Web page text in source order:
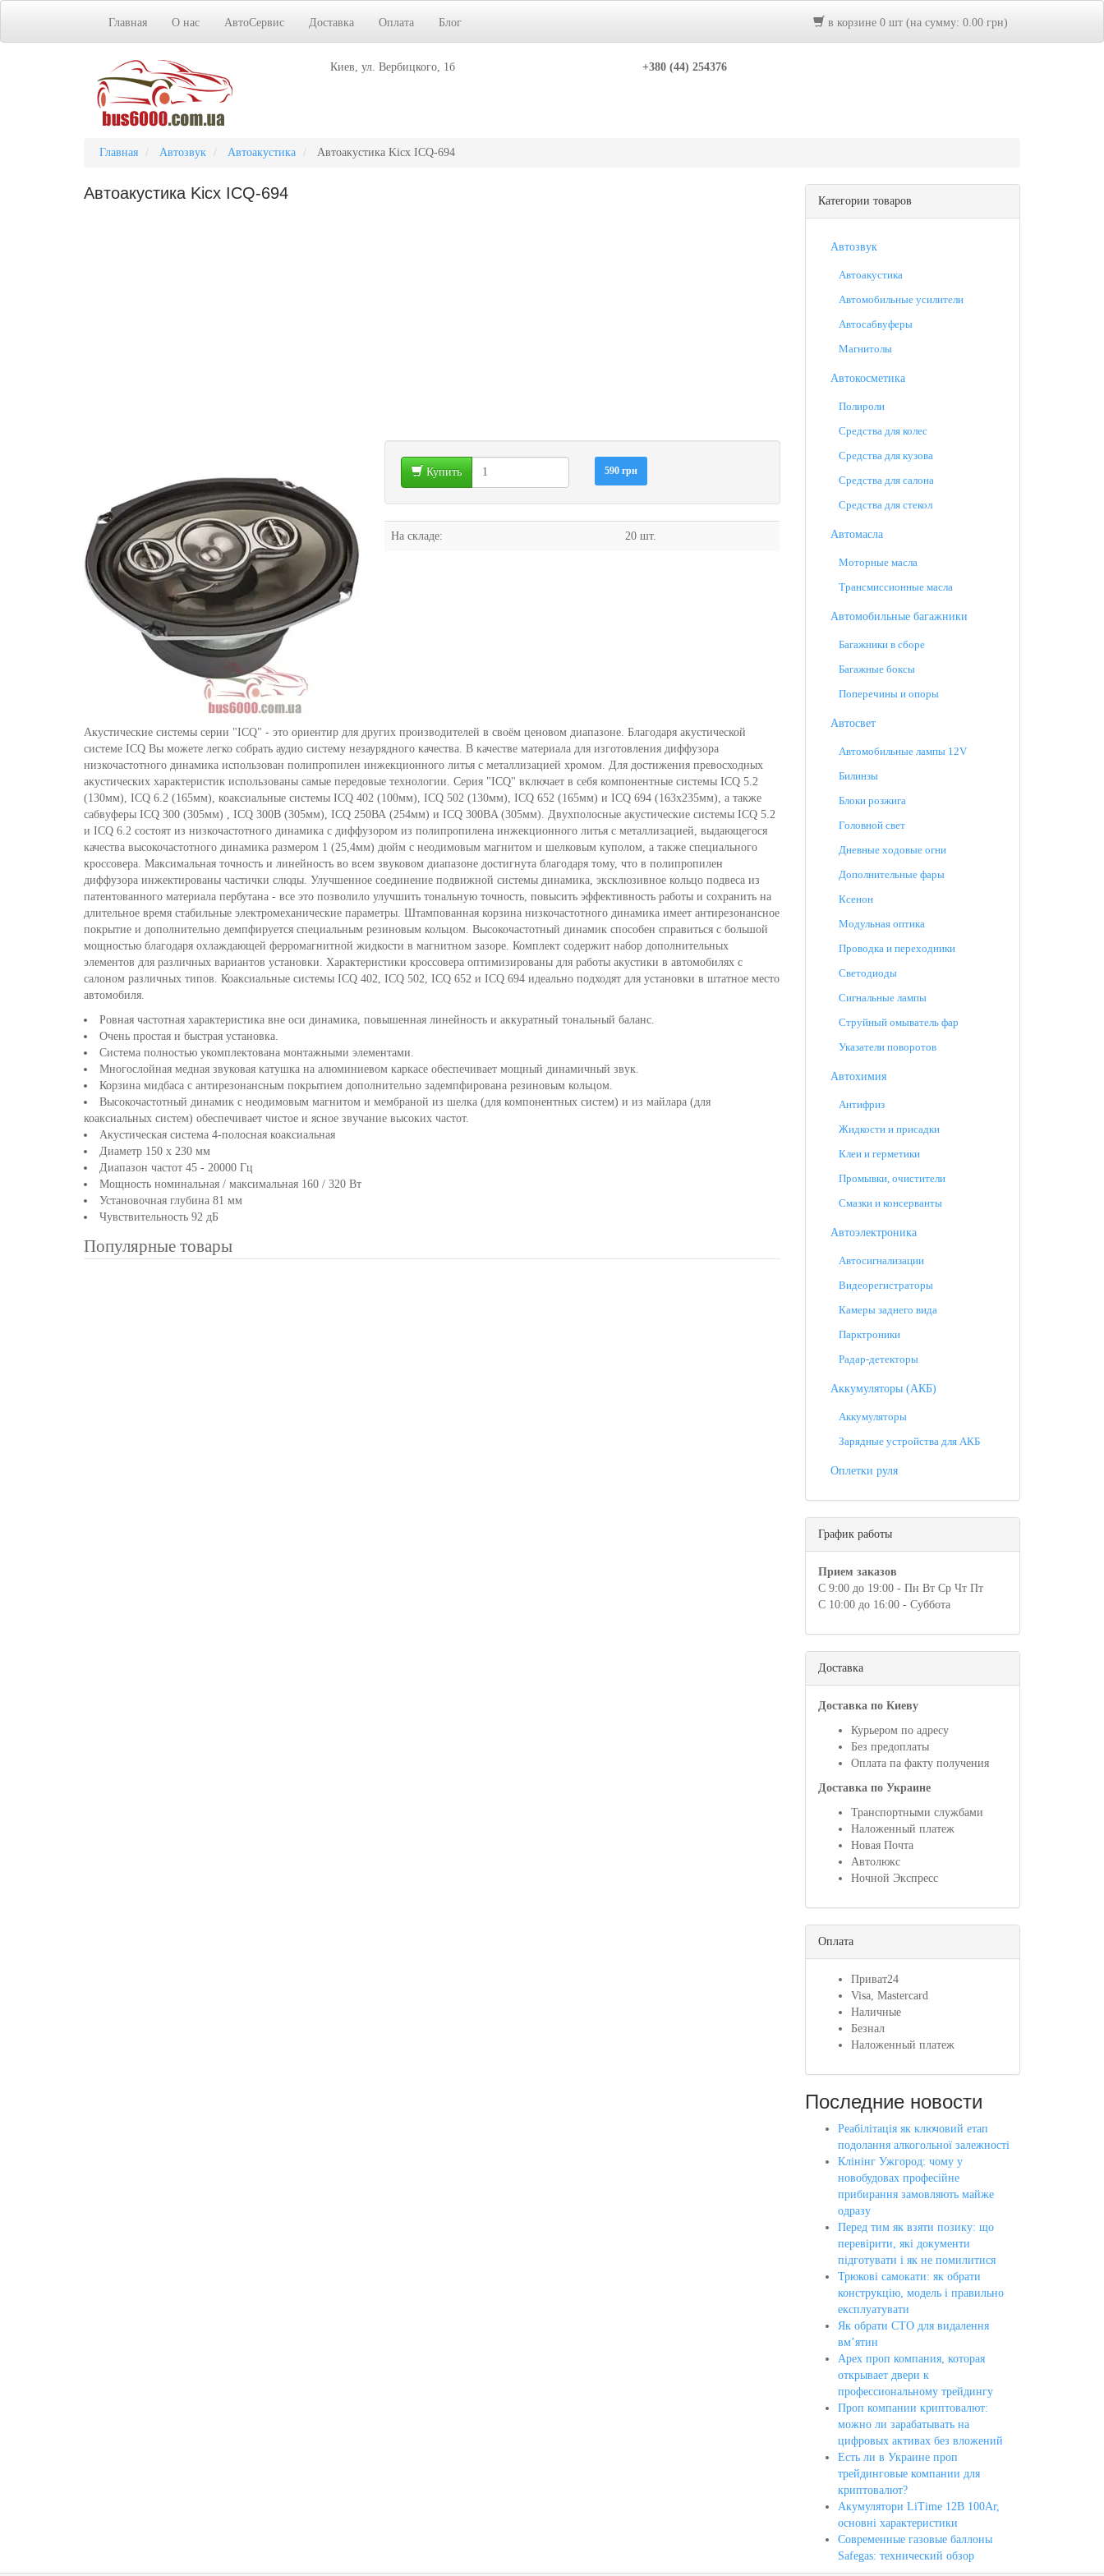
Главная О нас АвтоСервис Доставка Оплата Блог в корзине 0 шт (на сумму: 0.00 грн)
Киев, ул. Вербицкого, 1б +380 (44) 254376
Главная Автозвук Автоакустика Автоакустика Kicx ICQ-694
Автоакустика Kicx ICQ-694
Купить 590 грн
На складе: 20 шт.
Акустические системы серии "ICQ" - это ориентир для других производителей в своём ценовом диапазоне. Благодаря акустической
системе ICQ Вы можете легко собрать аудио систему незаурядного качества. В качестве материала для изготовления диффузора
низкочастотного динамика использован полипропилен инжекционного литья с металлизацией хромом. Для достижения превосходных
акустических характеристик использованы самые передовые технологии. Серия "ICQ" включает в себя компонентные системы ICQ 5.2
(130мм), ICQ 6.2 (165мм), коаксиальные системы ICQ 402 (100мм), ICQ 502 (130мм), ICQ 652 (165мм) и ICQ 694 (163x235мм), а также
сабвуферы ICQ 300 (305мм) , ICQ 300B (305мм), ICQ 250ВА (254мм) и ICQ 300BA (305мм). Двухполосные акустические системы ICQ 5.2
и ICQ 6.2 состоят из низкочастотного динамика с диффузором из полипропилена инжекционного литья с металлизацией, выдающегося
качества высокочастотного динамика размером 1 (25,4мм) дюйм с неодимовым магнитом и шелковым куполом, а также специального
кроссовера. Максимальная точность и линейность во всем звуковом диапазоне достигнута благодаря тому, что в полипропилен
диффузора инжектированы частички слюды. Улучшенное соединение подвижной системы динамика, эксклюзивное кольцо подвеса из
патентованного материала пербутана - все это позволило улучшить тональную точность, повысить эффективность работы и сохранить на
длительное время стабильные электромеханические параметры. Штампованная корзина низкочастотного динамика имеет антирезонансное
покрытие и дополнительно демпфируется специальным резиновым кольцом. Высокочастотный динамик способен справиться с большой
мощностью благодаря охлаждающей ферромагнитной жидкости в магнитном зазоре. Комплект содержит набор дополнительных
элементов для различных вариантов установки. Характеристики кроссовера оптимизированы для работы акустики в автомобилях с
салоном различных типов. Коаксиальные системы ICQ 402, ICQ 502, ICQ 652 и ICQ 694 идеально подходят для установки в штатное место
автомобиля.
Ровная частотная характеристика вне оси динамика, повышенная линейность и аккуратный тональный баланс.
Очень простая и быстрая установка.
Система полностью укомплектована монтажными элементами.
Многослойная медная звуковая катушка на алюминиевом каркасе обеспечивает мощный динамичный звук.
Корзина мидбаса с антирезонансным покрытием дополнительно задемпфирована резиновым кольцом.
Высокочастотный динамик с неодимовым магнитом и мембраной из шелка (для компонентных систем) и из майлара (для
коаксиальных систем) обеспечивает чистое и ясное звучание высоких частот.
Акустическая система 4-полосная коаксиальная
Диаметр 150 х 230 мм
Диапазон частот 45 - 20000 Гц
Мощность номинальная / максимальная 160 / 320 Вт
Установочная глубина 81 мм
Чувствительность 92 дБ
Популярные товары
Категории товаров
Автозвук
Автоакустика
Автомобильные усилители
Автосабвуферы
Магнитолы
Автокосметика
Полироли
Средства для колес
Средства для кузова
Средства для салона
Средства для стекол
Автомасла
Моторные масла
Трансмиссионные масла
Автомобильные багажники
Багажники в сборе
Багажные боксы
Поперечины и опоры
Автосвет
Автомобильные лампы 12V
Билинзы
Блоки розжига
Головной свет
Дневные ходовые огни
Дополнительные фары
Ксенон
Модульная оптика
Проводка и переходники
Светодиоды
Сигнальные лампы
Струйный омыватель фар
Указатели поворотов
Автохимия
Антифриз
Жидкости и присадки
Клеи и герметики
Промывки, очистители
Смазки и консерванты
Автоэлектроника
Автосигнализации
Видеорегистраторы
Камеры заднего вида
Парктроники
Радар-детекторы
Аккумуляторы (АКБ)
Аккумуляторы
Зарядные устройства для АКБ
Оплетки руля
График работы
Прием заказов
С 9:00 до 19:00 - Пн Вт Ср Чт Пт
С 10:00 до 16:00 - Суббота
Доставка
Доставка по Киеву
Курьером по адресу
Без предоплаты
Оплата па факту получения
Доставка по Украине
Транспортными службами
Наложенный платеж
Новая Почта
Автолюкс
Ночной Экспресс
Оплата
Приват24
Visa, Mastercard
Наличные
Безнал
Наложенный платеж
Последние новости
Реабілітація як ключовий етап
подолання алкогольної залежності
Клінінг Ужгород: чому у
новобудовах професійне
прибирання замовляють майже
одразу
Перед тим як взяти позику: що
перевірити, які документи
підготувати і як не помилитися
Трюкові самокати: як обрати
конструкцію, модель і правильно
експлуатувати
Як обрати СТО для видалення
вм’ятин
Apex проп компания, которая
открывает двери к
профессиональному трейдингу
Проп компании криптовалют:
можно ли зарабатывать на
цифровых активах без вложений
Есть ли в Украине проп
трейдинговые компании для
криптовалют?
Акумулятори LiTime 12В 100Аг,
основні характеристики
Современные газовые баллоны
Safegas: технический обзор